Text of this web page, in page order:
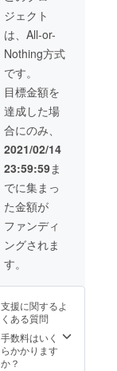
はこの
子たち
ひとつ
ひとつ
きで可
愛くて
仕方あ
ん。 大
切にご
ただけ
る方に
ると、
嬉しさ
です。
くお願
いいた
しま
す。
ひご一
報くだ
せ。 コ
は、あ
なたご
自身で
も、あ
なたの
族、お
子さ
ま、お
母さま
のキャ
リアコ
ンサル
です。
のリ
ターン
をお選
びいた
だいた
いただ
いた方
から順
番に制
作して
参りま
す。 ご
支援よ
ろしく
お願い
いたし
ます！
を見つ
けま
す。ま
た、現
在5万円
になっ
ている
「zoom
のサ
ポー
ト」も
付随し
ます。
＜面談
につい
て＞ 最
高6時間
の面談
公共の
お話を
お伺い
しま
す。 私
ジェクト
は、All-or-
Nothing方式
です。
目標金額を
達成した場
合にのみ、
2021/02/14
23:59:59ま
でに集まっ
た金額が
ファンディ
ングされま
す。
支援に関するよ
くある質問
手数料はいく
らかかります
か？